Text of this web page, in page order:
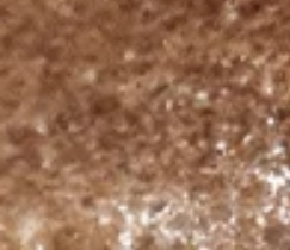
Nederlands
DACH region
Deutsch
UK
English